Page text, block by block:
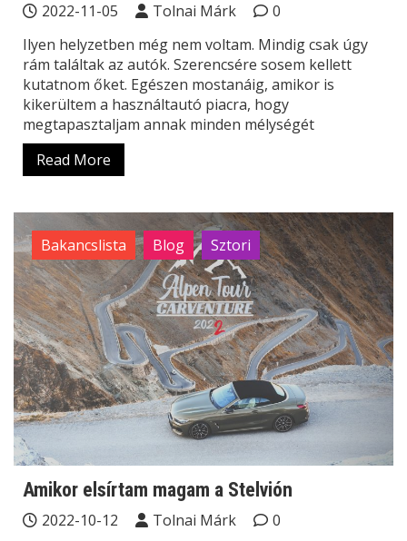
2022-11-05 Tolnai Márk
0
Ilyen helyzetben még nem voltam. Mindig csak úgy
rám találtak az autók. Szerencsére sosem kellett
kutatnom őket. Egészen mostanáig, amikor is
kikerültem a használtautó piacra, hogy
megtapasztaljam annak minden mélységét
Read More
Bakancslista Blog Sztori
Amikor elsírtam magam a Stelvión
2022-10-12 Tolnai Márk
0